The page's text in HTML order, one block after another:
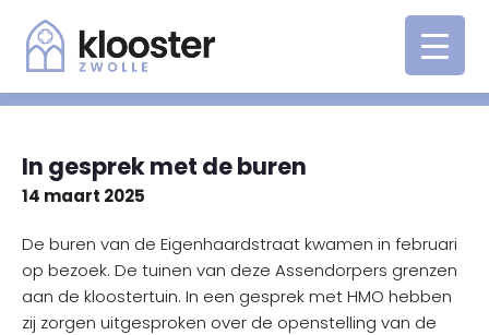
In gesprek met de buren
14 maart 2025
De buren van de Eigenhaardstraat kwamen in februari
op bezoek. De tuinen van deze Assendorpers grenzen
aan de kloostertuin. In een gesprek met HMO hebben
zij zorgen uitgesproken over de openstelling van de